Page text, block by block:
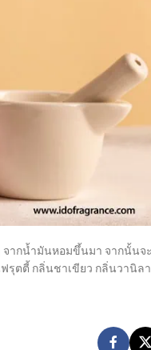
จากน้ำมันหอมขึ้นมา จากนั้นจ
รุตตี้ กลิ่นชาเขียว กลิ่นวานิลา